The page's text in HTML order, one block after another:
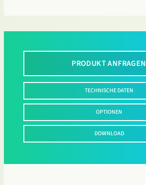
PRODUKT ANFRAGEN
TECHNISCHE DATEN
OPTIONEN
DOWNLOAD